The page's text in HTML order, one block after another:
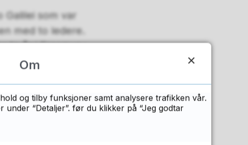
Galilei som var
med to ledere.
to år i Erasmus+.
I tillegg deltok de
flytte klasserommet
Om
og tilby funksjoner samt analysere trafikken vår.
“Detaljer”. før du klikker på “Jeg godtar